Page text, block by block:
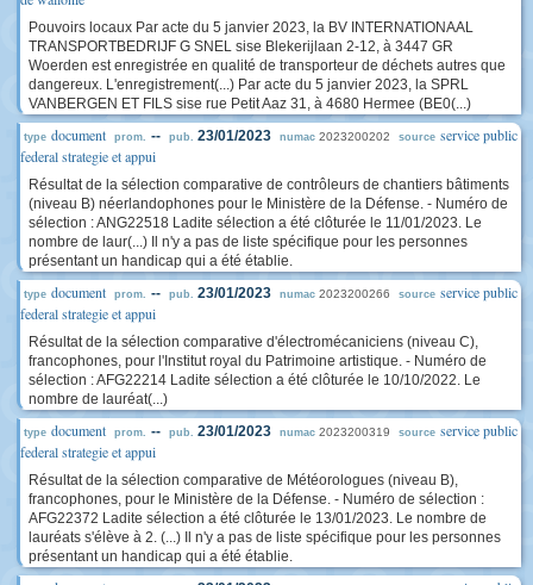
Pouvoirs locaux Par acte du 5 janvier 2023, la BV INTERNATIONAAL
TRANSPORTBEDRIJF G SNEL sise Blekerijlaan 2-12, à 3447 GR
Woerden est enregistrée en qualité de transporteur de déchets autres que
dangereux. L'enregistrement(...) Par acte du 5 janvier 2023, la SPRL
VANBERGEN ET FILS sise rue Petit Aaz 31, à 4680 Hermee (BE0(...)
type document prom. -- pub. 23/01/2023 numac 2023200202 source service public
federal strategie et appui
Résultat de la sélection comparative de contrôleurs de chantiers bâtiments
(niveau B) néerlandophones pour le Ministère de la Défense. - Numéro de
sélection : ANG22518 Ladite sélection a été clôturée le 11/01/2023. Le
nombre de laur(...) Il n'y a pas de liste spécifique pour les personnes
présentant un handicap qui a été établie.
type document prom. -- pub. 23/01/2023 numac 2023200266 source service public
federal strategie et appui
Résultat de la sélection comparative d'électromécaniciens (niveau C),
francophones, pour l'Institut royal du Patrimoine artistique. - Numéro de
sélection : AFG22214 Ladite sélection a été clôturée le 10/10/2022. Le
nombre de lauréat(...)
type document prom. -- pub. 23/01/2023 numac 2023200319 source service public
federal strategie et appui
Résultat de la sélection comparative de Météorologues (niveau B),
francophones, pour le Ministère de la Défense. - Numéro de sélection :
AFG22372 Ladite sélection a été clôturée le 13/01/2023. Le nombre de
lauréats s'élève à 2. (...) Il n'y a pas de liste spécifique pour les personnes
présentant un handicap qui a été établie.